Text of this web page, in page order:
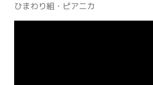
ひまわり組・ピアニカ